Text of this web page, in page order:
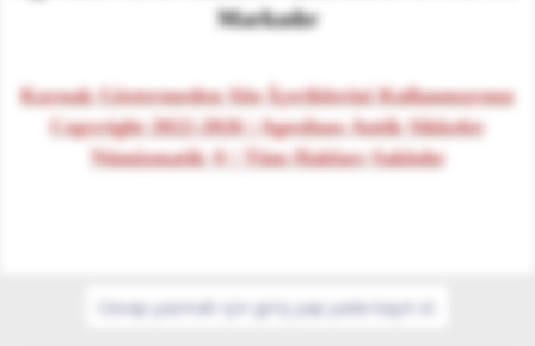
Markadır
Kaynak Göstermeden Site İçeriklerini Kullanmayınız
Copyright 2022-2026 | Agesilaos Antik Sikkeler
Nümizmatik ® | Tüm Hakları Saklıdır
Cevap yazmak için giriş yap yada kayıt ol.